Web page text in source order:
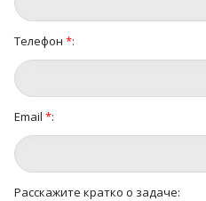
Телефон *:
Email *:
Расскажите кратко о задаче: